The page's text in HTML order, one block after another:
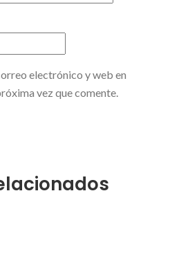
electrónico y web en
vez que comente.